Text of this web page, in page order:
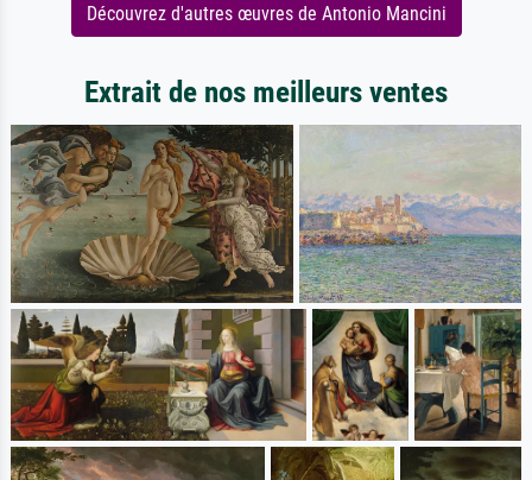
Découvrez d'autres œuvres de Antonio Mancini
Extrait de nos meilleurs ventes